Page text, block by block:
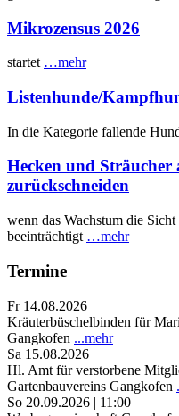
Mikrozensus 2026
startet …mehr
Listenhunde/
In die Kategorie fallende
Hecken und Sträucher
zurückschneiden
wenn das Wachstum die
beeinträchtigt …mehr
Termine
Fr 14.08.2026
Kräuterbüschelbinden für
Gangkofen ...mehr
Sa 15.08.2026
Hl. Amt für verstorbene
Gartenbauvereins Gangkofen
So 20.09.2026 | 11:00